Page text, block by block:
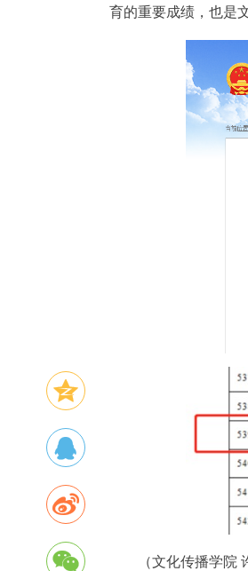
育的重要成绩，也是
（文化传播学院